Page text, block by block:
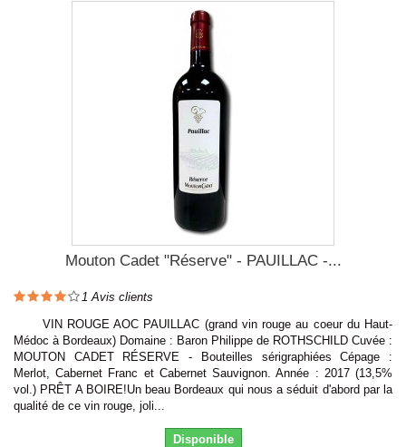
Mouton Cadet "Réserve" - PAUILLAC -...
1 Avis clients
VIN ROUGE AOC PAUILLAC (grand vin rouge au coeur du Haut-
Médoc à Bordeaux) Domaine : Baron Philippe de ROTHSCHILD Cuvée :
MOUTON CADET RÉSERVE - Bouteilles sérigraphiées Cépage :
Merlot, Cabernet Franc et Cabernet Sauvignon. Année : 2017 (13,5%
vol.) PRÊT A BOIRE!Un beau Bordeaux qui nous a séduit d'abord par la
qualité de ce vin rouge, joli...
Disponible